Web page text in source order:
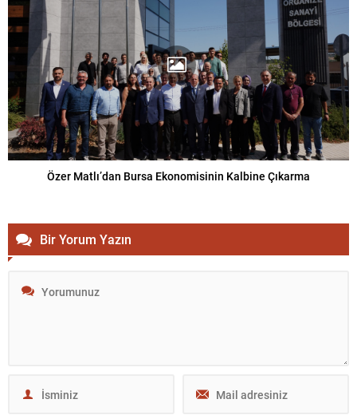
Özer Matlı’dan Bursa Ekonomisinin Kalbine Çıkarma
Bir Yorum Yazın